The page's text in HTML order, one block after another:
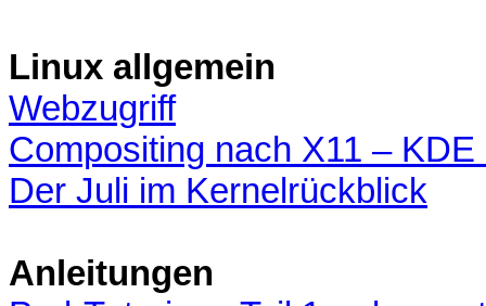
Linux allgemein
Webzugriff
Compositing nach X11 –
Der Juli im Kernelrückblick
Anleitungen